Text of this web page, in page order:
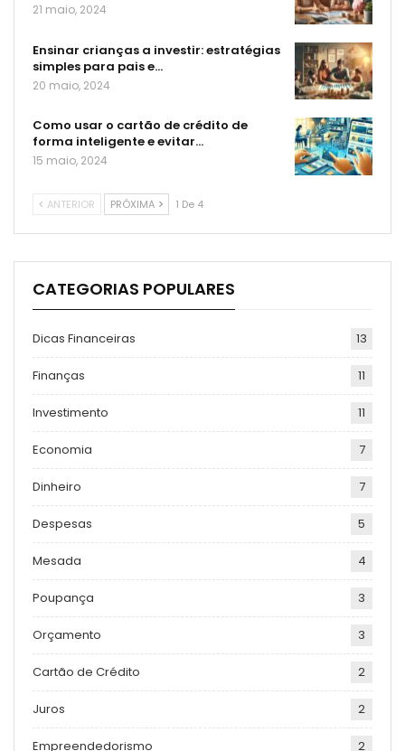
21 maio, 2024
Ensinar crianças a investir: estratégias
simples para pais e…
20 maio, 2024
Como usar o cartão de crédito de
forma inteligente e evitar…
15 maio, 2024
ANTERIOR PRÓXIMA 1 De 4
CATEGORIAS POPULARES
Dicas Financeiras 13
Finanças 11
Investimento 11
Economia 7
Dinheiro 7
Despesas 5
Mesada 4
Poupança 3
Orçamento 3
Cartão de Crédito 2
Juros 2
Empreendedorismo 2